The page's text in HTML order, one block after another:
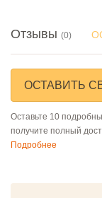
Отзывы (0)
ОСТАВИТЬ
Оставьте 10
получите полный
Подробнее